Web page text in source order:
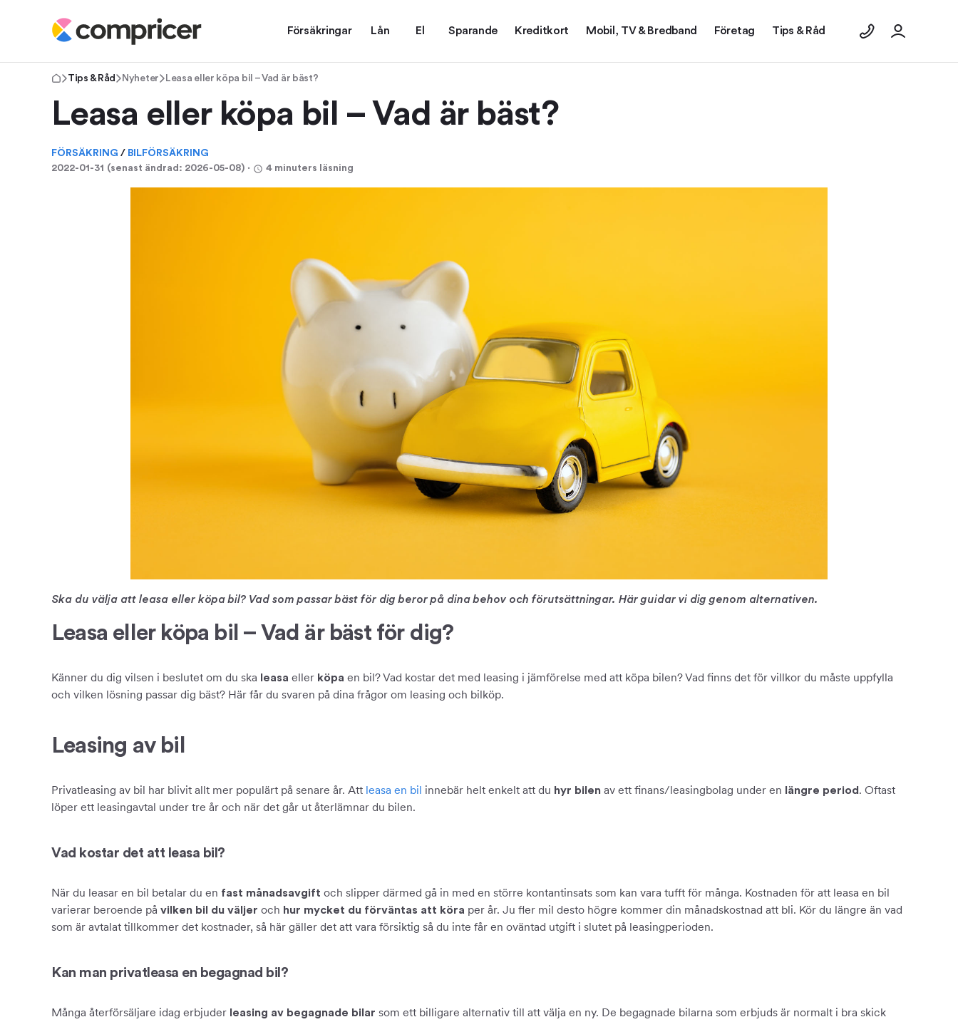
Försäkringar Lån El Sparande Kreditkort Mobil, TV & Bredband Företag Tips & Råd
Tips & Råd Nyheter Leasa eller köpa bil – Vad är bäst?
Leasa eller köpa bil – Vad är bäst?
FÖRSÄKRING / BILFÖRSÄKRING
2022-01-31 (senast ändrad: 2026-05-08) ⋅ 4 minuters läsning
Ska du välja att leasa eller köpa bil? Vad som passar bäst för dig beror på dina behov och förutsättningar. Här guidar vi dig genom alternativen.
Leasa eller köpa bil – Vad är bäst för dig?
Känner du dig vilsen i beslutet om du ska leasa eller köpa en bil? Vad kostar det med leasing i jämförelse med att köpa bilen? Vad finns det för villkor du måste uppfylla
och vilken lösning passar dig bäst? Här får du svaren på dina frågor om leasing och bilköp.
Leasing av bil
Privatleasing av bil har blivit allt mer populärt på senare år. Att leasa en bil innebär helt enkelt att du hyr bilen av ett finans/leasingbolag under en längre period . Oftast
löper ett leasingavtal under tre år och när det går ut återlämnar du bilen.
Vad kostar det att leasa bil?
När du leasar en bil betalar du en fast månadsavgift och slipper därmed gå in med en större kontantinsats som kan vara tufft för många. Kostnaden för att leasa en bil
varierar beroende på vilken bil du väljer och hur mycket du förväntas att köra per år. Ju fler mil desto högre kommer din månadskostnad att bli. Kör du längre än vad
som är avtalat tillkommer det kostnader, så här gäller det att vara försiktig så du inte får en oväntad utgift i slutet på leasingperioden.
Kan man privatleasa en begagnad bil?
Många återförsäljare idag erbjuder leasing av begagnade bilar som ett billigare alternativ till att välja en ny. De begagnade bilarna som erbjuds är normalt i bra skick